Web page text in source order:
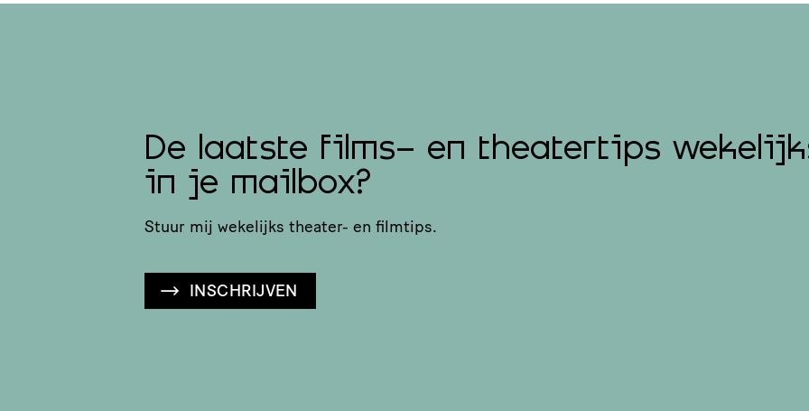
De laatste films- en theatertips
in je mailbox?
Stuur mij wekelijks theater- en filmtips.
INSCHRIJVEN